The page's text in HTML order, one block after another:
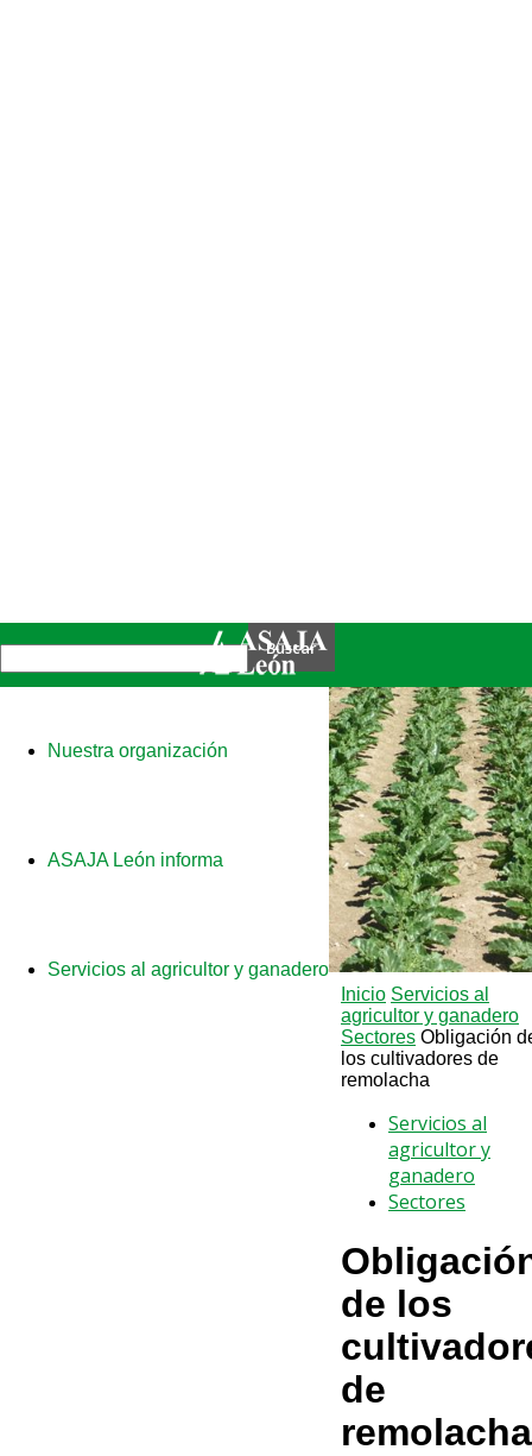
Nuestra organización
ASAJA León informa
Servicios al agricultor y ganadero
Inicio Servicios al
agricultor y ganadero
Sectores Obligación
los cultivadores de
remolacha
Servicios al
agricultor y
ganadero
Sectores
de los
de
remolacha